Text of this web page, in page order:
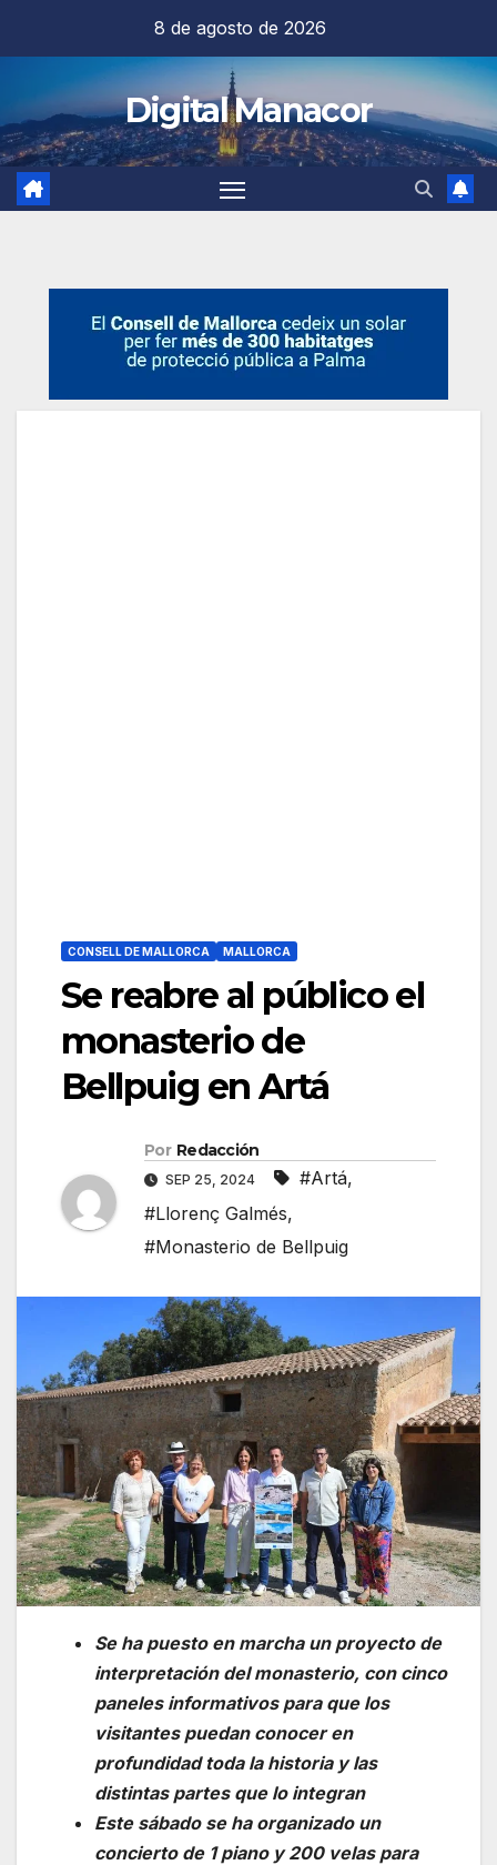
contenido
8 de agosto de 2026
Digital Manacor
CONSELL DE MALLORCA MALLORCA
Se reabre al público el
monasterio de
Bellpuig en Artá
Por Redacción
SEP 25, 2024 #Artá,
#Llorenç Galmés,
#Monasterio de Bellpuig
Se ha puesto en marcha un proyecto de
interpretación del monasterio, con cinco
paneles informativos para que los
visitantes puedan conocer en
profundidad toda la historia y las
distintas partes que lo integran
Este sábado se ha organizado un
concierto de 1 piano y 200 velas para